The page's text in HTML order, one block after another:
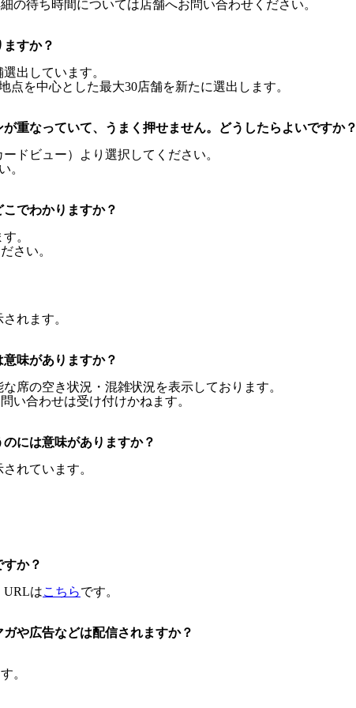
の待ち時間については店舗へお問い合わせください。
ますか？
出しています。
点を中心とした最大30店舗を新たに選出します。
重なっていて、うまく押せません。どうしたらよいですか？
ドビュー）より選択してください。
。
でわかりますか？
。
さい。
れます。
味がありますか？
席の空き状況・混雑状況を表示しております。
い合わせは受け付けかねます。
には意味がありますか？
れています。
か？
URLはこちらです。
や広告などは配信されますか？
。